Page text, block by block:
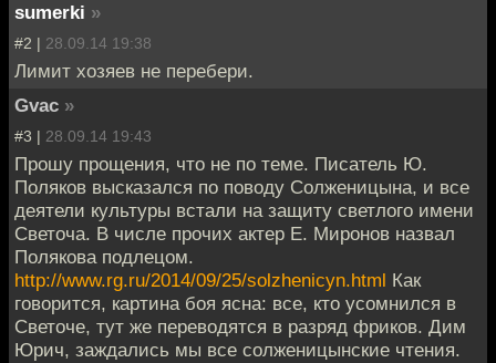
sumerki »
#2 | 28.09.14 19:38
Лимит хозяев не перебери.
Gvac »
#3 | 28.09.14 19:43
Прошу прощения, что не по теме. Писатель Ю.
Поляков высказался по поводу Солженицына, и все
деятели культуры встали на защиту светлого имени
Светоча. В числе прочих актер Е. Миронов назвал
Полякова подлецом.
http://www.rg.ru/2014/09/25/solzhenicyn.html Как
говорится, картина боя ясна: все, кто усомнился в
Светоче, тут же переводятся в разряд фриков. Дим
Юрич, заждались мы все солженицынские чтения.